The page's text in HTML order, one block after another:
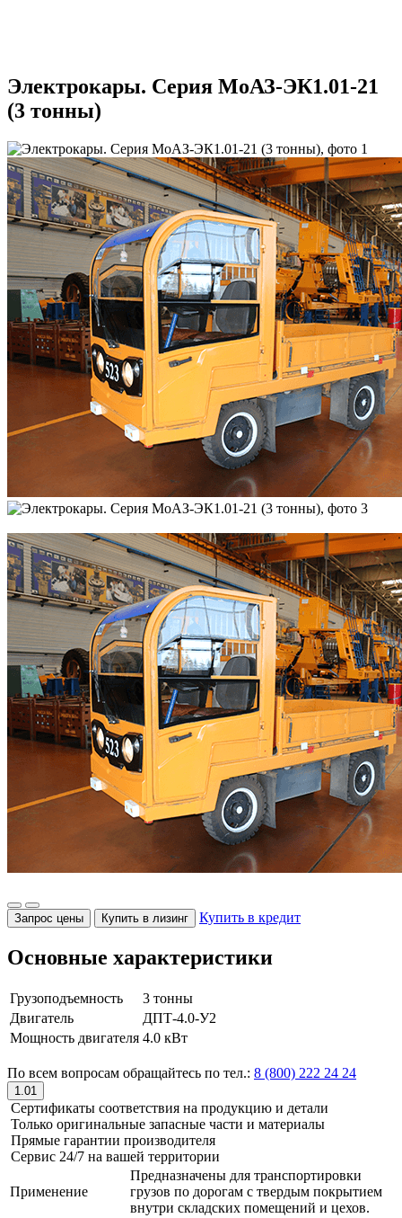
Электрокары. Серия МоАЗ-ЭК1.01-21
(3 тонны)
Запрос цены Купить в лизинг Купить в кредит
Основные характеристики
Грузоподъемность
3 тонны
Двигатель
ДПТ-4.0-У2
Мощность двигателя 4.0 кВт
По всем вопросам обращайтесь по тел.: 8 (800) 222 24 24
1.01
Сертификаты соответствия на продукцию и детали
Только оригинальные запасные части и материалы
Прямые гарантии производителя
Сервис 24/7 на вашей территории
Применение
Предназначены для транспортировки
грузов по дорогам с твердым покрытием
внутри складских помещений и цехов.